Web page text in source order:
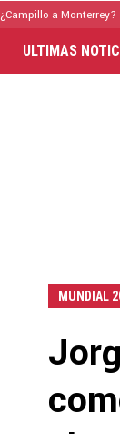
¿Campillo a Monterrey?
ULTIMAS
MUNDIAL